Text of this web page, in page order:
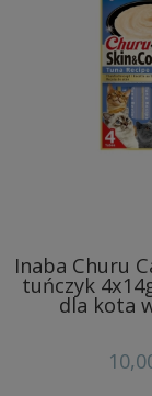
Inaba Churu
tuńczyk
dla kota